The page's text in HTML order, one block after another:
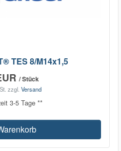
TES 8/M14x1,5
/ Stück
zzgl. Versand
3-5 Tage **